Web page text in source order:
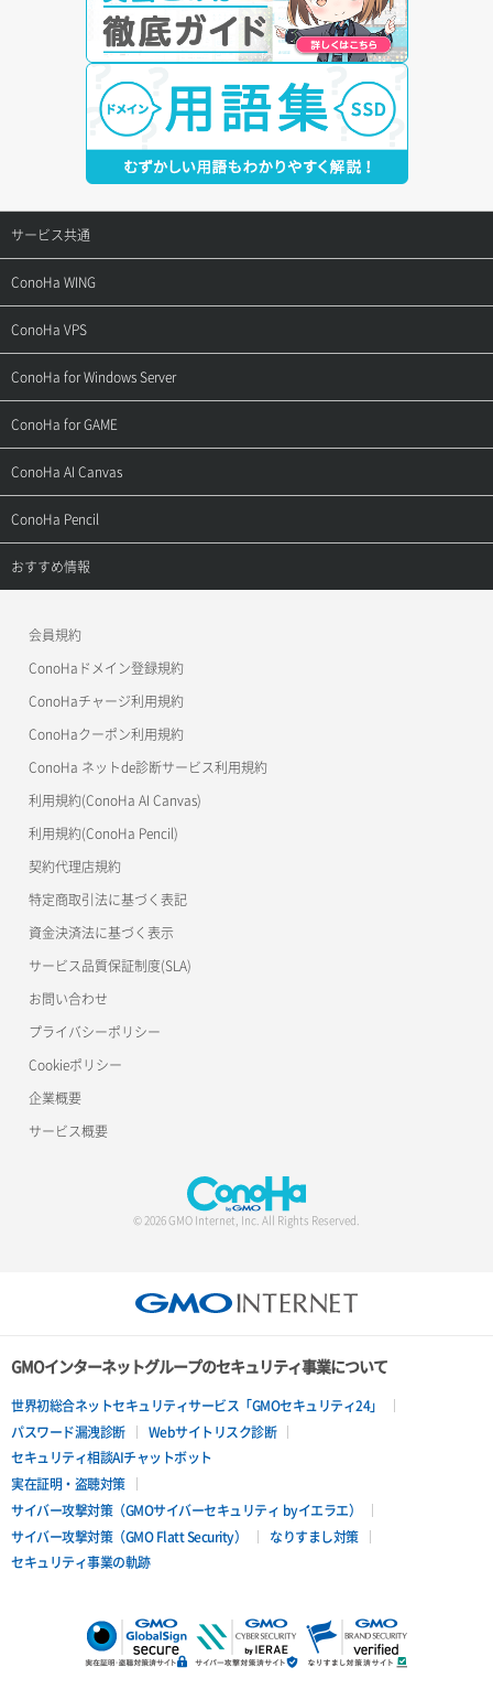
サービス共通
サポートトップ
ご契約・お支払い
用語集
お問い合わせ
ConoHa WING
サポートトップ
ご利用ガイド
お乗り換えガイド
よくある質問
ConoHa VPS
サポートトップ
ご利用ガイド
APIドキュメントVPS2.0
APIドキュメントVPS3.0
ConoHa for Windows Server
サポートトップ
ご利用ガイド
APIドキュメントVPS2.0
APIドキュメントVPS3.0
ConoHa for GAME
サポートトップ
ご利用ガイド
ConoHa AI Canvas
サポートトップ
ご利用ガイド
ConoHa Pencil
サポートトップ
おすすめ情報
美雲このは徹底ガイド
会員規約
ConoHaドメイン登録規約
ConoHaチャージ利用規約
ConoHaクーポン利用規約
ConoHa ネットde診断サービス利用規約
利用規約(ConoHa AI Canvas)
利用規約(ConoHa Pencil)
契約代理店規約
特定商取引法に基づく表記
資金決済法に基づく表示
サービス品質保証制度(SLA)
お問い合わせ
プライバシーポリシー
Cookieポリシー
企業概要
サービス概要
© 2026 GMO Internet, Inc. All Rights Reserved.
GMOインターネットグループのセキュリティ事業について
世界初総合ネットセキュリティサービス「GMOセキュリティ24」
パスワード漏洩診断
Webサイトリスク診断
セキュリティ相談AIチャットボット
実在証明・盗聴対策
サイバー攻撃対策（GMOサイバーセキュリティ byイエラエ）
サイバー攻撃対策（GMO Flatt Security）
なりすまし対策
セキュリティ事業の軌跡